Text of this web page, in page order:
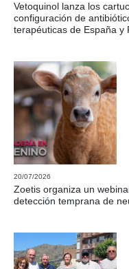
Vetoquinol lanza los
configuración de
terapéuticas de España y
20/07/2026
Zoetis organiza un
detección temprana de